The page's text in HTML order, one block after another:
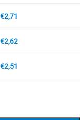
€2,71
€2,62
€2,51